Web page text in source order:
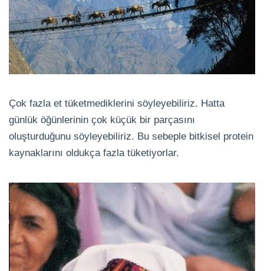
Çok fazla et tüketmediklerini söyleyebiliriz. Hatta
günlük öğünlerinin çok küçük bir parçasını
oluşturduğunu söyleyebiliriz. Bu sebeple bitkisel protein
kaynaklarını oldukça fazla tüketiyorlar.